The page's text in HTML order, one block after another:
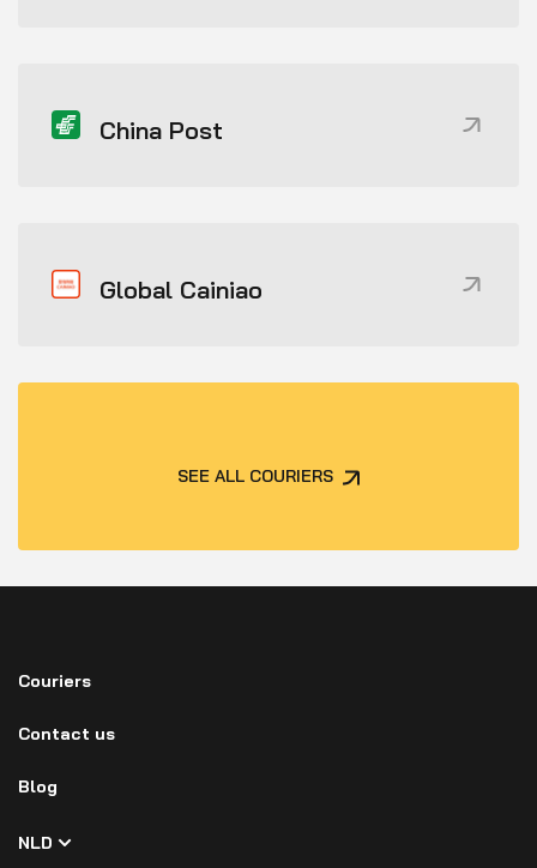
China Post
Global Cainiao
SEE ALL COURIERS
Couriers
Contact us
Blog
NLD